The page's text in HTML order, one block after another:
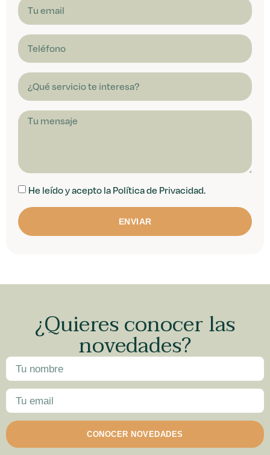
He leído y acepto la Política de Privacidad.
ENVIAR
¿Quieres conocer las
novedades?
CONOCER NOVEDADES